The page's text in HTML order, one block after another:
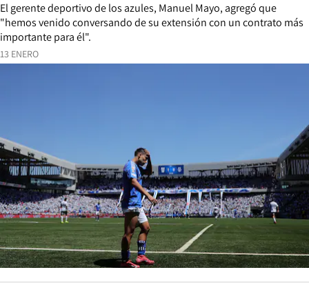
13 ENERO
El gerente deportivo de los azules, Manuel Mayo, agregó que
"hemos venido conversando de su extensión con un contrato más
importante para él".